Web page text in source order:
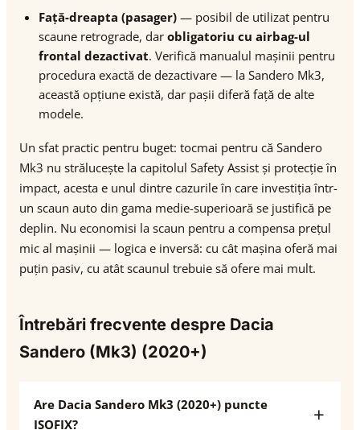
Față-dreapta (pasager) — posibil de utilizat pentru
scaune retrograde, dar obligatoriu cu airbag-ul
frontal dezactivat. Verifică manualul mașinii pentru
procedura exactă de dezactivare — la Sandero Mk3,
această opțiune există, dar pașii diferă față de alte
modele.
Un sfat practic pentru buget: tocmai pentru că Sandero
Mk3 nu strălucește la capitolul Safety Assist și protecție în
impact, acesta e unul dintre cazurile în care investiția într-
un scaun auto din gama medie-superioară se justifică pe
deplin. Nu economisi la scaun pentru a compensa prețul
mic al mașinii — logica e inversă: cu cât mașina oferă mai
puțin pasiv, cu atât scaunul trebuie să ofere mai mult.
Întrebări frecvente despre Dacia
Sandero (Mk3) (2020+)
Are Dacia Sandero Mk3 (2020+) puncte
ISOFIX?